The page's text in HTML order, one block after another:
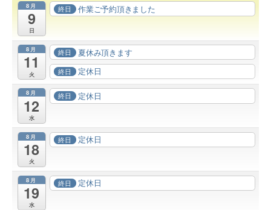
8月
9
日
終日 作業ご予約頂きました
8月
11
火
終日 夏休み頂きます
終日 定休日
8月
12
水
終日 定休日
8月
18
火
終日 定休日
8月
19
水
終日 定休日